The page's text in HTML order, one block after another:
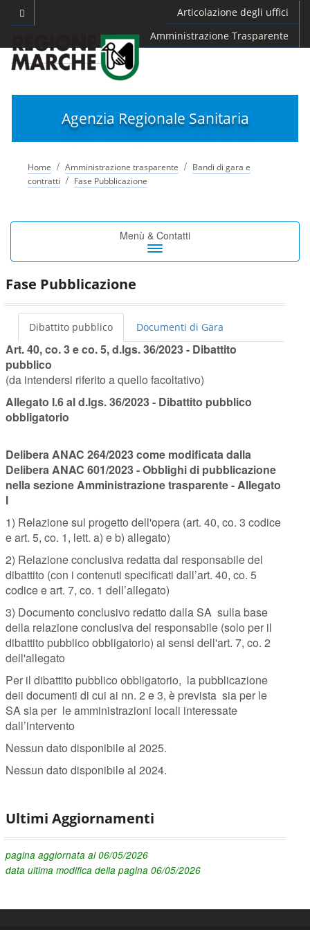
Articolazione degli uffici
Amministrazione Trasparente
Agenzia Regionale Sanitaria
Home / Amministrazione trasparente / Bandi di gara e
contratti / Fase Pubblicazione
Toggle
navigation
Menù & Contatti
Fase Pubblicazione
Dibattito pubblico Documenti di Gara
Art. 40, co. 3 e co. 5, d.lgs. 36/2023 - Dibattito
pubblico
(da intendersi riferito a quello facoltativo)
Allegato I.6 al d.lgs. 36/2023 - Dibattito pubblico
obbligatorio
Delibera ANAC 264/2023 come modificata dalla
Delibera ANAC 601/2023 - Obblighi di pubblicazione
nella sezione Amministrazione trasparente - Allegato
I
1) Relazione sul progetto dell'opera (art. 40, co. 3 codice
e art. 5, co. 1, lett. a) e b) allegato)
2) Relazione conclusiva redatta dal responsabile del
dibattito (con i contenuti specificati dall’art. 40, co. 5
codice e art. 7, co. 1 dell’allegato)
3) Documento conclusivo redatto dalla SA sulla base
della relazione conclusiva del responsabile (solo per il
dibattito pubblico obbligatorio) ai sensi dell'art. 7, co. 2
dell'allegato
Per il dibattito pubblico obbligatorio, la pubblicazione
deii documenti di cui ai nn. 2 e 3, è prevista sia per le
SA sia per le amministrazioni locali interessate
dall’intervento
Nessun dato disponibile al 2025.
Nessun dato disponibile al 2024.
Ultimi Aggiornamenti
pagina aggiornata al 06/05/2026
data ultima modifica della pagina 06/05/2026